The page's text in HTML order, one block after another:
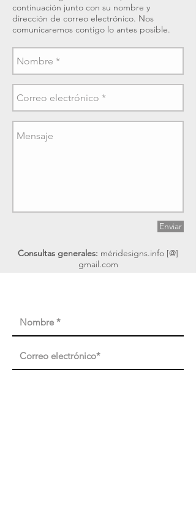
continuación junto con su nombre y
dirección de correo electrónico. Nos
comunicaremos contigo lo antes posible.
Enviar
Consultas generales: méridesigns.info [@]
gmail.com